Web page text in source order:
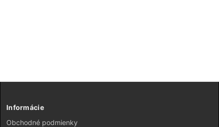
Informácie
Obchodné podmienky